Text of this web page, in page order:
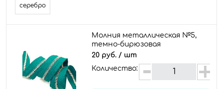
серебро
Молния металлическая №5,
темно-бирюзовая
20 руб. / шт
Количество: